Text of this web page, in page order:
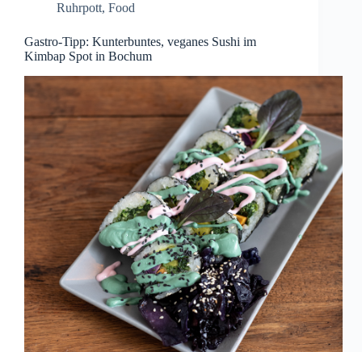
Ruhrpott, Food
Gastro-Tipp: Kunterbuntes, veganes Sushi im
Kimbap Spot in Bochum